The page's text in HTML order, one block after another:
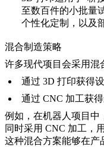
至数百件的小批量
个性化定制，以及
混合制造策略
许多现代项目会采用混
通过 3D 打印获得
通过 CNC 加工获
例如，在机器人项目中
同时采用 CNC 加工，用
这种混合方案能够在产